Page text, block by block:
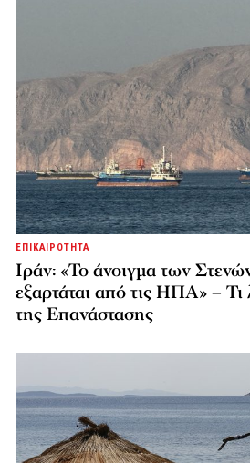
ΕΠΙΚΑΙΡΟΤΗΤΑ
Ιράν: «Το άνοιγμα των
εξαρτάται από τις ΗΠΑ» –
της Επανάστασης